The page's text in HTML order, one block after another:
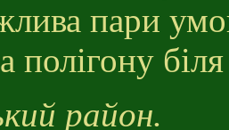
пари
полігону
район.